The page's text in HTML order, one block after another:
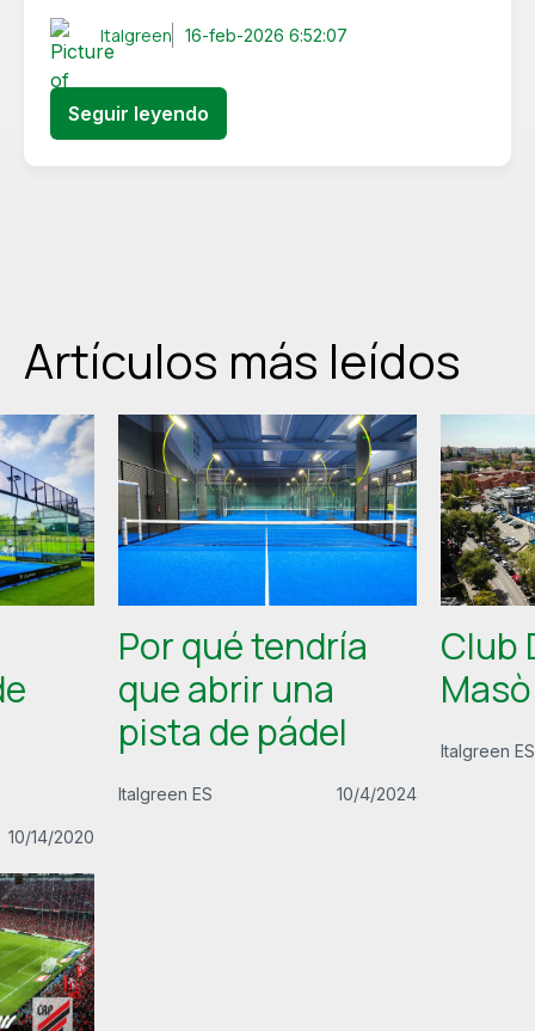
Italgreen 16-feb-2026 6:52:07
Seguir leyendo
Artículos más leídos
10/14/2020
Por qué tendría
que abrir una
pista de pádel
Italgreen ES 10/4/2024
Club
Italgreen ES